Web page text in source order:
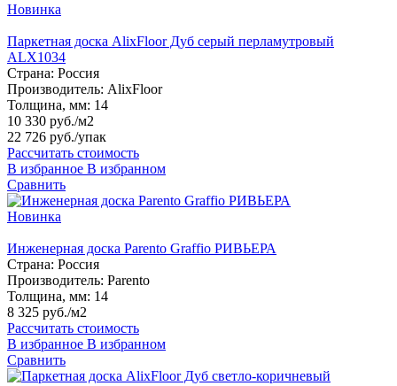
Новинка
Паркетная доска AlixFloor Дуб серый перламутровый
ALX1034
Страна: Россия
Производитель: AlixFloor
Толщина, мм: 14
10 330 руб./м2
22 726 руб./упак
Рассчитать стоимость
В избранное В избранном
Сравнить
Новинка
Инженерная доска Parento Graffio РИВЬЕРА
Страна: Россия
Производитель: Parento
Толщина, мм: 14
8 325 руб./м2
Рассчитать стоимость
В избранное В избранном
Сравнить